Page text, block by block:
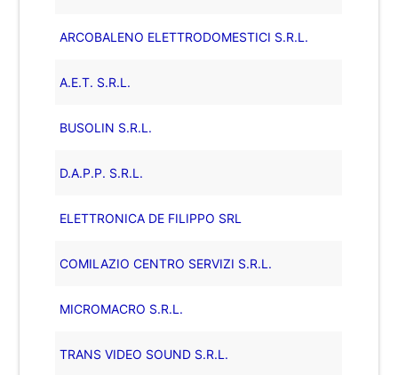
ARCOBALENO ELETTRODOMESTICI S.R.L.
A.E.T. S.R.L.
BUSOLIN S.R.L.
D.A.P.P. S.R.L.
ELETTRONICA DE FILIPPO SRL
COMILAZIO CENTRO SERVIZI S.R.L.
MICROMACRO S.R.L.
TRANS VIDEO SOUND S.R.L.